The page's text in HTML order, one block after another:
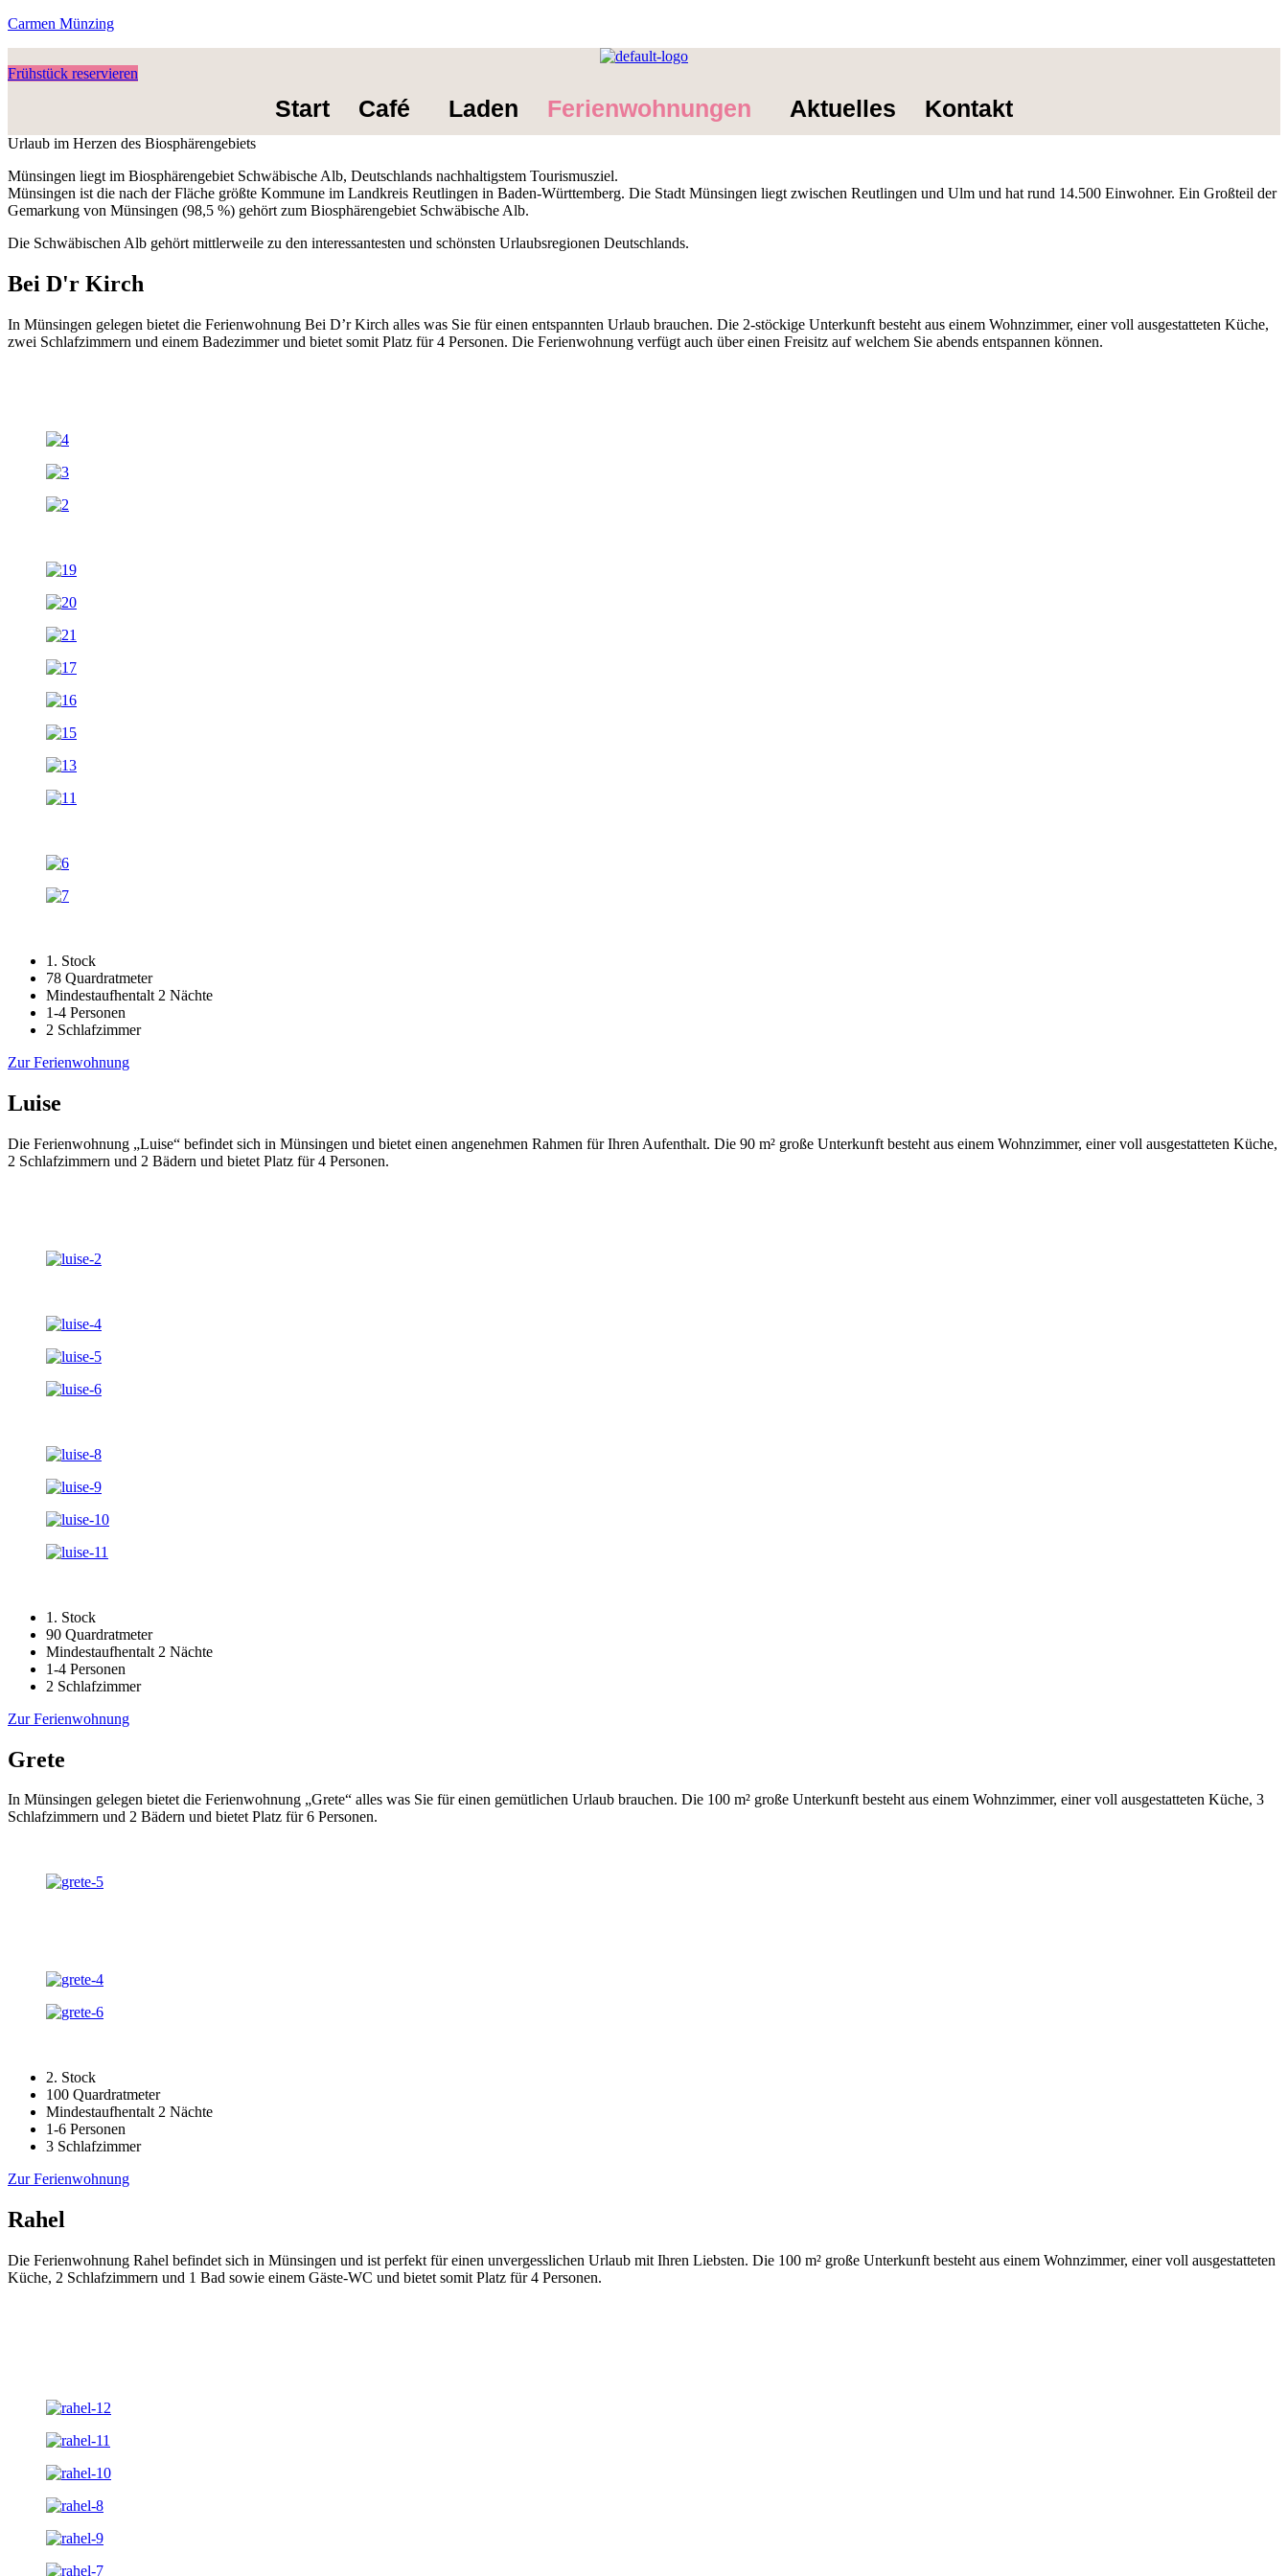
Carmen Münzing
Frühstück reservieren
Start Café Laden Ferienwohnungen Aktuelles Kontakt
Urlaub im Herzen des Biosphärengebiets
Münsingen liegt im Biosphärengebiet Schwäbische Alb, Deutschlands nachhaltigstem Tourismusziel.
Münsingen ist die nach der Fläche größte Kommune im Landkreis Reutlingen in Baden-Württemberg. Die Stadt Münsingen liegt zwischen Reutlingen und Ulm und hat rund 14.500 Einwohner. Ein Großteil der
Gemarkung von Münsingen (98,5 %) gehört zum Biosphärengebiet Schwäbische Alb.
Die Schwäbischen Alb gehört mittlerweile zu den interessantesten und schönsten Urlaubsregionen Deutschlands.
Bei D'r Kirch
In Münsingen gelegen bietet die Ferienwohnung Bei D’r Kirch alles was Sie für einen entspannten Urlaub brauchen. Die 2-stöckige Unterkunft besteht aus einem Wohnzimmer, einer voll ausgestatteten Küche,
zwei Schlafzimmern und einem Badezimmer und bietet somit Platz für 4 Personen. Die Ferienwohnung verfügt auch über einen Freisitz auf welchem Sie abends entspannen können.
1. Stock
78 Quardratmeter
Mindestaufhentalt 2 Nächte
1-4 Personen
2 Schlafzimmer
Zur Ferienwohnung
Luise
Die Ferienwohnung „Luise“ befindet sich in Münsingen und bietet einen angenehmen Rahmen für Ihren Aufenthalt. Die 90 m² große Unterkunft besteht aus einem Wohnzimmer, einer voll ausgestatteten Küche,
2 Schlafzimmern und 2 Bädern und bietet Platz für 4 Personen.
1. Stock
90 Quardratmeter
Mindestaufhentalt 2 Nächte
1-4 Personen
2 Schlafzimmer
Zur Ferienwohnung
Grete
In Münsingen gelegen bietet die Ferienwohnung „Grete“ alles was Sie für einen gemütlichen Urlaub brauchen. Die 100 m² große Unterkunft besteht aus einem Wohnzimmer, einer voll ausgestatteten Küche, 3
Schlafzimmern und 2 Bädern und bietet Platz für 6 Personen.
2. Stock
100 Quardratmeter
Mindestaufhentalt 2 Nächte
1-6 Personen
3 Schlafzimmer
Zur Ferienwohnung
Rahel
Die Ferienwohnung Rahel befindet sich in Münsingen und ist perfekt für einen unvergesslichen Urlaub mit Ihren Liebsten. Die 100 m² große Unterkunft besteht aus einem Wohnzimmer, einer voll ausgestatteten
Küche, 2 Schlafzimmern und 1 Bad sowie einem Gäste-WC und bietet somit Platz für 4 Personen.